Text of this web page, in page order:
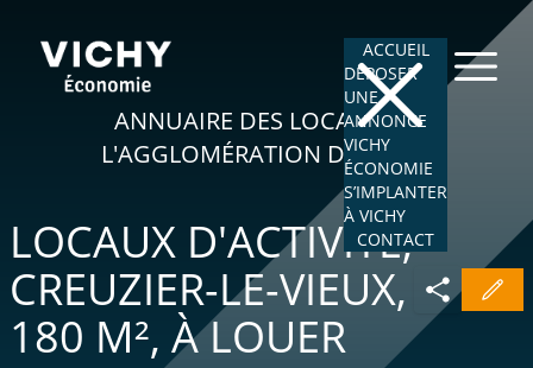
ACCUEIL
DÉPOSER
UNE
ANNONCE
VICHY
ÉCONOMIE
S’IMPLANTER
À VICHY
CONTACT
ANNUAIRE DES LOCAUX DE
L'AGGLOMÉRATION DE VICHY
LOCAUX D'ACTIVITÉ,
CREUZIER-LE-VIEUX,
180 M², À LOUER